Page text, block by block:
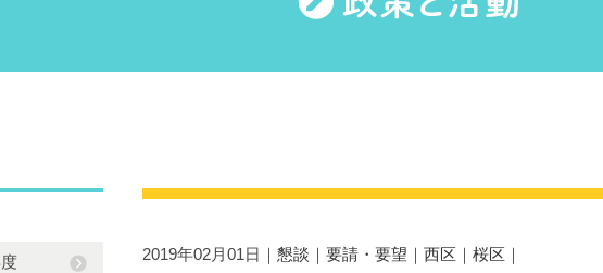
2019年02月01日｜ 懇談 ｜ 要請・要望 ｜ 西区 ｜ 桜区 ｜